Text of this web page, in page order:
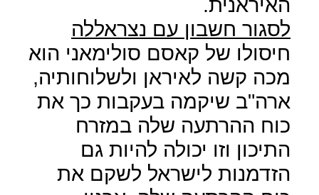
לסגור חשבון עם נצראללה
חיסולו של קאסם סולימאני הוא
מכה קשה לאיראן ולשלוחותיה,
ארה"ב שיקמה בעקבות כך את
כוח ההרתעה שלה במזרח
התיכון וזו יכולה להיות גם
הזדמנות לישראל לשקם את